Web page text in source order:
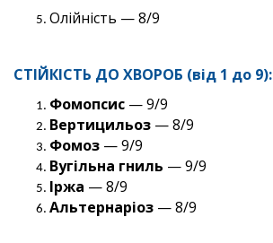
Олійність — 8/9
СТІЙКІСТЬ ДО ХВОРОБ (від 1 до 9):
Фомопсис — 9/9
Вертицильоз — 8/9
Фомоз — 9/9
Вугільна гниль — 9/9
Іржа — 8/9
Альтернаріоз — 8/9